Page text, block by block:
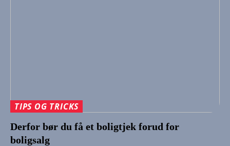
TIPS OG TRICKS
Derfor bør du få et boligtjek forud for
boligsalg